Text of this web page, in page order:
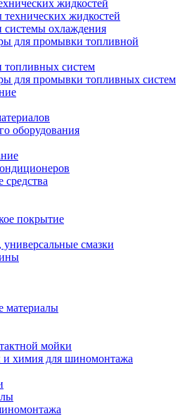
жидкостей
жидкостей
охлаждения
для промывки топливной
систем
для промывки топливных систем
оборудования
покрытие
смазки
материалы
мойки
химия для шиномонтажа